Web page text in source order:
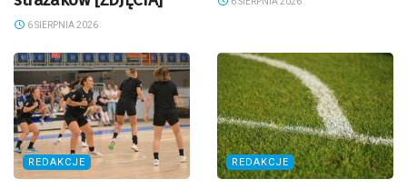
6 SIERPNIA 2026
REDAKCJE REDAKCJE